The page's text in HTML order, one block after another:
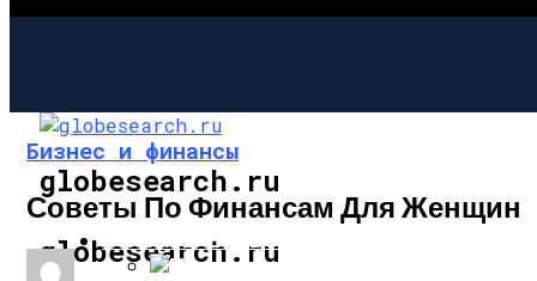
globesearch.ru
globesearch.ru
СТРОИТЕЛЬСТВО И РЕМОНТ
Бизнес и финансы
Советы По Финансам Для Женщин